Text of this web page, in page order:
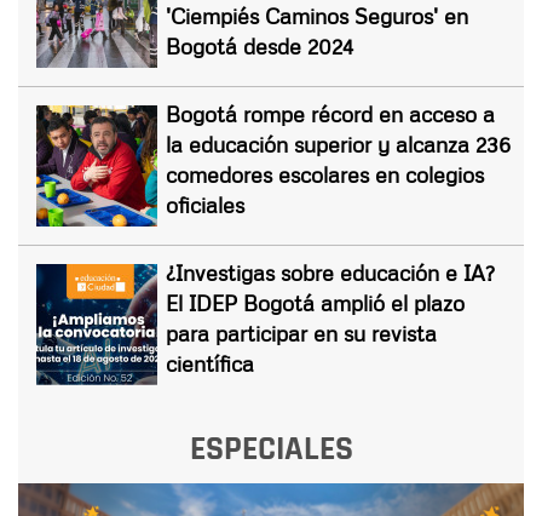
'Ciempiés Caminos Seguros' en
Bogotá desde 2024
Bogotá rompe récord en acceso a
la educación superior y alcanza 236
comedores escolares en colegios
oficiales
¿Investigas sobre educación e IA?
El IDEP Bogotá amplió el plazo
para participar en su revista
científica
ESPECIALES